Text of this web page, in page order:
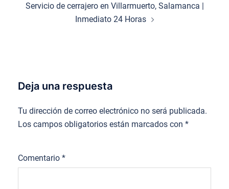
Servicio de cerrajero en Villarmuerto, Salamanca |
Inmediato 24 Horas
Deja una respuesta
Tu dirección de correo electrónico no será publicada.
Los campos obligatorios están marcados con *
Comentario *